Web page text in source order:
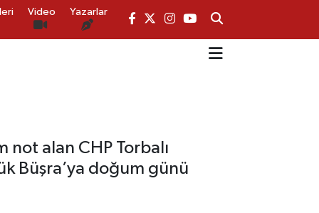
Video Yazarlar
not alan CHP Torbalı
Büşra’ya doğum günü